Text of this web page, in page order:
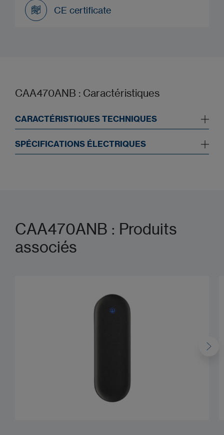
CE certificate
CAA470ANB : Caractéristiques
CARACTÉRISTIQUES TECHNIQUES
SPÉCIFICATIONS ÉLECTRIQUES
CAA470ANB : Produits
associés